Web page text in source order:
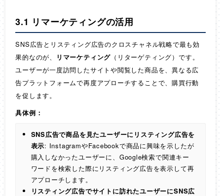
3.1 リマーケティングの活用
SNS広告とリスティング広告のクロスチャネル戦略で最も効
果的なのが、
リマーケティング （リターゲティング）です。
ユーザーが一度訪問したサイトや閲覧した商品を、異なる広
告プラットフォームで再度アプローチすることで、購買行動
を促します。
具体例：
SNS広告で商品を見たユーザーにリスティング広告を
表示: InstagramやFacebookで商品に興味を示したが
購入しなかったユーザーに、Google検索で関連キー
ワードを検索した際にリスティング広告を表示して再
アプローチします。
リスティング広告でサイトに訪れたユーザーにSNS広